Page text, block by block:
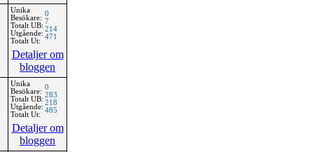
Unika
Besökare:
Totalt UB:
Utgående:
Totalt Ut:
0
7
214
471
Detaljer om
bloggen
Unika
Besökare:
Totalt UB:
Utgående:
Totalt Ut:
0
283
218
485
Detaljer om
bloggen